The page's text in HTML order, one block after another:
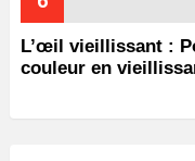
L’œil vieillissant :
couleur en